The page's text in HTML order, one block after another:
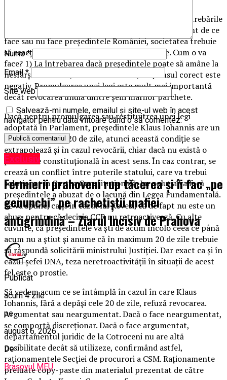
Să vedem care este consecința dacă răspunsul la întrebările
de mai sus este negativ. În această situație, indiferent de ce
face sau nu face președintele României, societatea trebuie
să reacționeze protejându-și interesele vitale. Cum o va
face? 1) La întrebarea dacă președintele poate să amâne la
nesfârșit o decizie, în cazul revocării, răspunsul corect este
negativ. Promulgarea unei legi este mult mai importantă
decât revocarea unuia dintre șefii marilor parchete.
Dacă pentru promulgarea sau restituitrea unei legi
adoptată în Parlament, președintele Klaus Iohannis are un
termen limită de 20 de zile, atunci această condiție se
extrapolează și în cazul revocării, chiar dacă nu există o
prevedere constituțională în acest sens. În caz contrar, se
crează un conflict între puterile statului, care va trebui
soluționat la Curtea Constituțională. Iar soluția va fi că
președintele a abuzat de o lacună din Legea Fundamentală.
Se va spune, ca și în cazul lui Kovesi, că de fapt nu este un
abuz, pentru că decizia CCR nu retroactivează. Cu alte
cuvinte, că președintele va ști de acum încolo ceea ce până
acum nu a știut și anume că în maximum 20 de zile trebuie
să răspundă solicitării ministrului Justiției. Dar exact ca și în
cazul șefei DNA, teza neretroactivității în situații de acest
fel este o prostie.
Să vedem acum ce se întâmplă în cazul în care Klaus
Iohannis, fără a depăși cele 20 de zile, refuză revocarea.
Argumentat sau neargumentat. Dacă o face neargumentat,
se comportă discreționar. Dacă o face argumentat,
departamentul juridic de la Cotroceni nu are altă
posibilitate decât să utilizeze, confirmând astfel,
raționamentele Secției de procurori a CSM. Raționamente
preluate copy-paste din materialul prezentat de către
Nume*
Email*
Site web
Salvează-mi numele, emailul și site-ul web în acest
navigator pentru data viitoare când o să comentez.
Exclusiv
Fermierii prahoveni rup tăcerea și îi fac „pe
genunchi” pe rachetiștii mafiei
antigrindină – Ziarul Incisiv de Prahova
Publicat
acum 4 zile
pe
august 6, 2026
De
Brașovul MEU